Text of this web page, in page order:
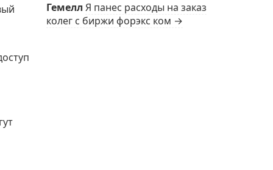
Гемелл Я панес расходы на заказ
колег с биржи форэкс ком →